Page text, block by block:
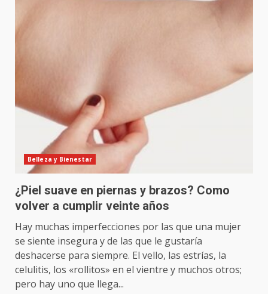
Belleza y Bienestar
¿Piel suave en piernas y brazos? Como
volver a cumplir veinte años
Hay muchas imperfecciones por las que una mujer
se siente insegura y de las que le gustaría
deshacerse para siempre. El vello, las estrías, la
celulitis, los «rollitos» en el vientre y muchos otros;
pero hay uno que llega...